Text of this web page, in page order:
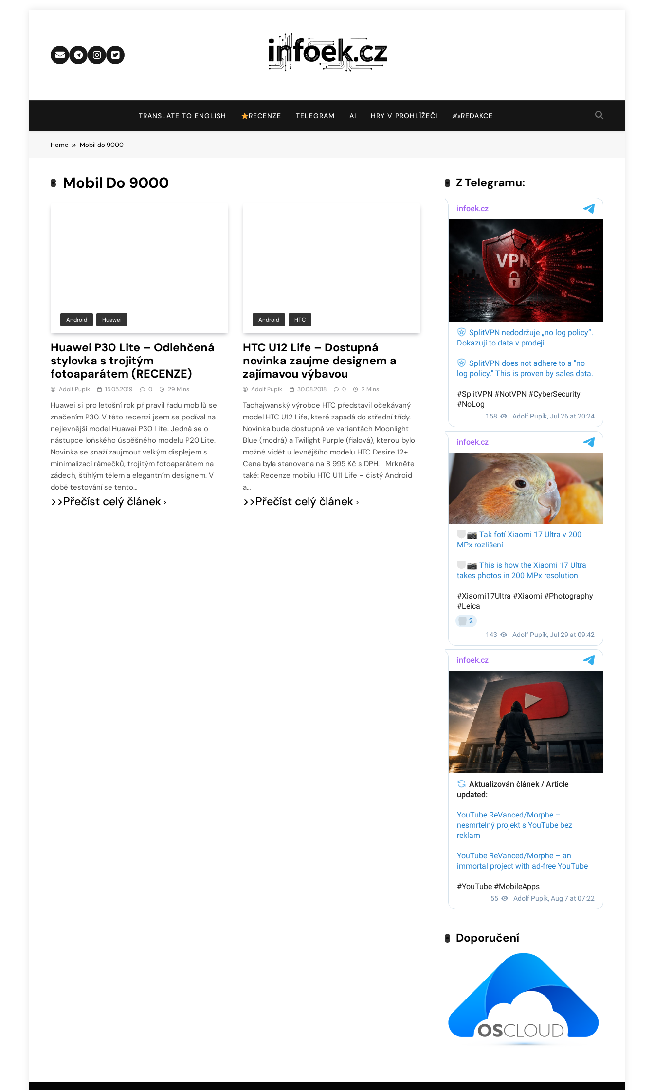
Infoek.cz
TRANSLATE TO ENGLISH RECENZE TELEGRAM AI HRY V PROHLÍŽEČI ✍️REDAKCE
Home Mobil do 9000
Mobil Do 9000
Android Huawei
Huawei P30 Lite – Odlehčená
stylovka s trojitým
fotoaparátem (RECENZE)
Adolf Pupík 15.05.2019 0 29 Mins
Huawei si pro letošní rok připravil řadu mobilů se
značením P30. V této recenzi jsem se podíval na
nejlevnější model Huawei P30 Lite. Jedná se o
nástupce loňského úspěšného modelu P20 Lite.
Novinka se snaží zaujmout velkým displejem s
minimalizací rámečků, trojitým fotoaparátem na
zádech, štíhlým tělem a elegantním designem. V
době testování se tento…
>>Přečíst celý článek
Android HTC
HTC U12 Life – Dostupná
novinka zaujme designem a
zajímavou výbavou
Adolf Pupík 30.08.2018 0 2 Mins
Tachajwanský výrobce HTC představil očekávaný
model HTC U12 Life, které zapadá do střední třídy.
Novinka bude dostupná ve variantách Moonlight
Blue (modrá) a Twilight Purple (fialová), kterou bylo
možné vidět u levnějšího modelu HTC Desire 12+.
Cena byla stanovena na 8 995 Kč s DPH. Mrkněte
také: Recenze mobilu HTC U11 Life – čistý Android
a…
>>Přečíst celý článek
Z Telegramu:
Doporučení